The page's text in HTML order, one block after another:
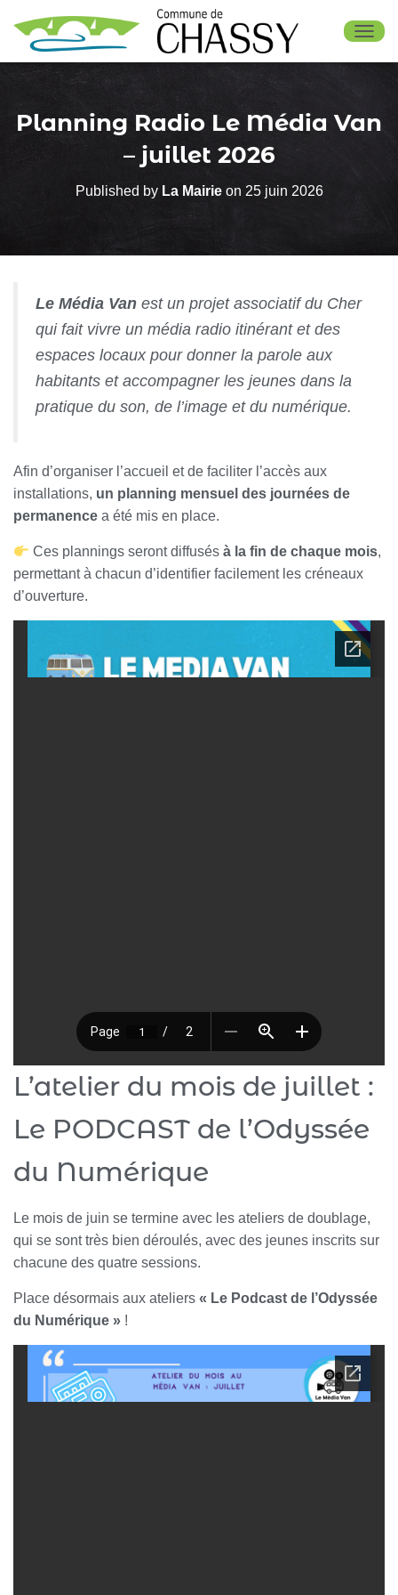
Planning Radio Le Média Van
– juillet 2026
Published by La Mairieon 25 juin 2026
Le Média Van est un projet associatif du Cher
qui fait vivre un média radio itinérant et des
espaces locaux pour donner la parole aux
habitants et accompagner les jeunes dans la
pratique du son, de l’image et du numérique.
Afin d’organiser l’accueil et de faciliter l’accès aux
installations, un planning mensuel des journées de
permanence a été mis en place.
Ces plannings seront diffusésà la fin de chaque mois,
permettant à chacun d’identifier facilement les créneaux
d’ouverture.
L’atelier du mois de juillet :
Le PODCAST de l’Odyssée
du Numérique
Le mois de juin se termine avec les ateliers de doublage,
qui se sont très bien déroulés, avec des jeunes inscrits sur
chacune des quatre sessions.
Place désormais aux ateliers « Le Podcast de l’Odyssée
du Numérique » !